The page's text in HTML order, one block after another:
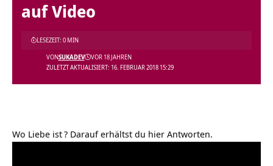
auf Video
ZULETZT AKTUALISIERT: 16. FEBRUAR 2018 15:29
VONSUKADEV VOR 18 JAHREN
LESEZEIT: 0 MIN
Wo Liebe ist? Darauf erhältst du hier Antworten.